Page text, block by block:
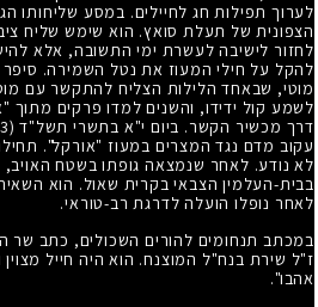
לערוך תפילות חג לחיילים. במסע שליחותו
הצפונית של תעלת סואץ. הוא שימש שליח
לחזור לישיבה לעשרת ימי התשובה, אלא
להקל על חילי המעוז את נטל השמירה. סיפר
מוטי, שבאחד הלילות הצליח להתקשר עם
לשמע קול ידידו, והשנים למדו פרקים
דרך מכשיר הקשר. ביום י"א בתשרי תשל"ד (7.10.1973)
עקוב מדם נגד המצרים במעוז "אורקל".
לא נודע. לאחר שנמצאה גופתו בשטח האויב,
בבית-העלמין הצבאי בקרית שאול. הוא
לאחר נופלו הועלה לדרגת רב-טוראי.
במכתב תנחומים להורים השכולים, כתב שר
ז"ל שירת בנח"ל המוצנח. הוא היה חייל
אהבו".